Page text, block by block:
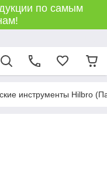
по самым
инструменты Hilbro